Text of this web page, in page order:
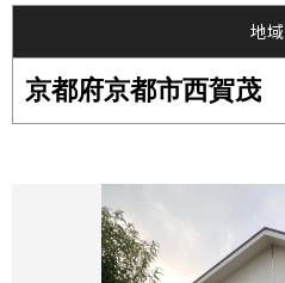
地域
京都府京都市西賀茂